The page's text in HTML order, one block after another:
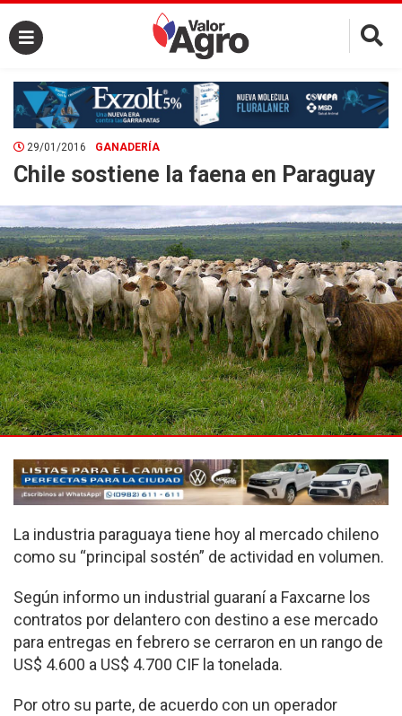
×
29/01/2016 GANADERÍA
Chile sostiene la faena en Paraguay
La industria paraguaya tiene hoy al mercado chileno
como su “principal sostén” de actividad en volumen.
Según informo un industrial guaraní a Faxcarne los
contratos por delantero con destino a ese mercado
para entregas en febrero se cerraron en un rango de
US$ 4.600 a US$ 4.700 CIF la tonelada.
Por otro su parte, de acuerdo con un operador